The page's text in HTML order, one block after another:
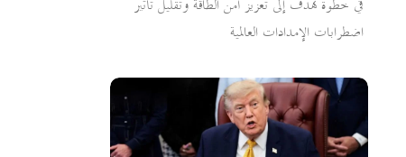
اضطرابات الإمدادات العالمية